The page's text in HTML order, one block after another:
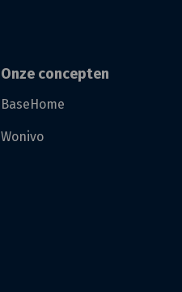
Onze concepten
BaseHome
Wonivo